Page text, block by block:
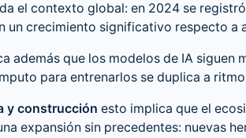
el contexto global: en 2024 se
un crecimiento significativo respecto a
además que los modelos de IA siguen
para entrenarlos se duplica a
y construcción esto implica que el
expansión sin precedentes: nuevas